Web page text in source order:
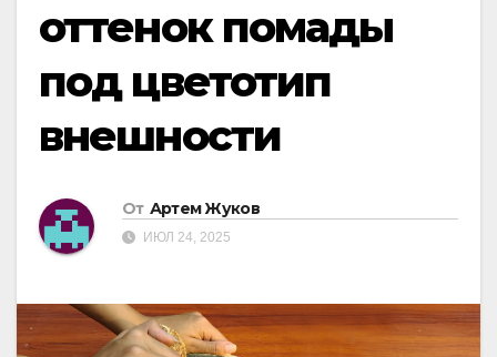
оттенок помады
под цветотип
внешности
От Артем Жуков
ИЮЛ 24, 2025